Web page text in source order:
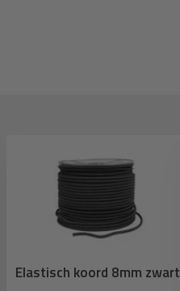
Elastisch koord 8mm zwart